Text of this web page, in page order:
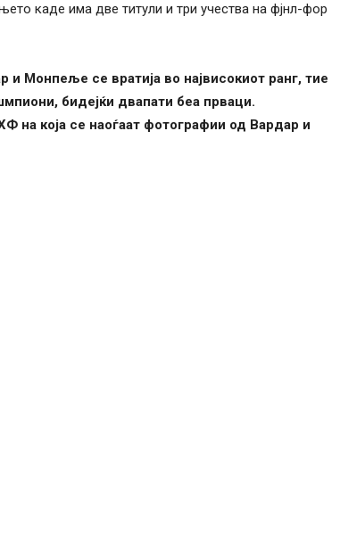
каде има две титули и три учества на фјнл-фор
и Монпеље се вратија во највисокиот ранг, тие
бидејќи двапати беа прваци.
на која се наоѓаат фотографии од Вардар и